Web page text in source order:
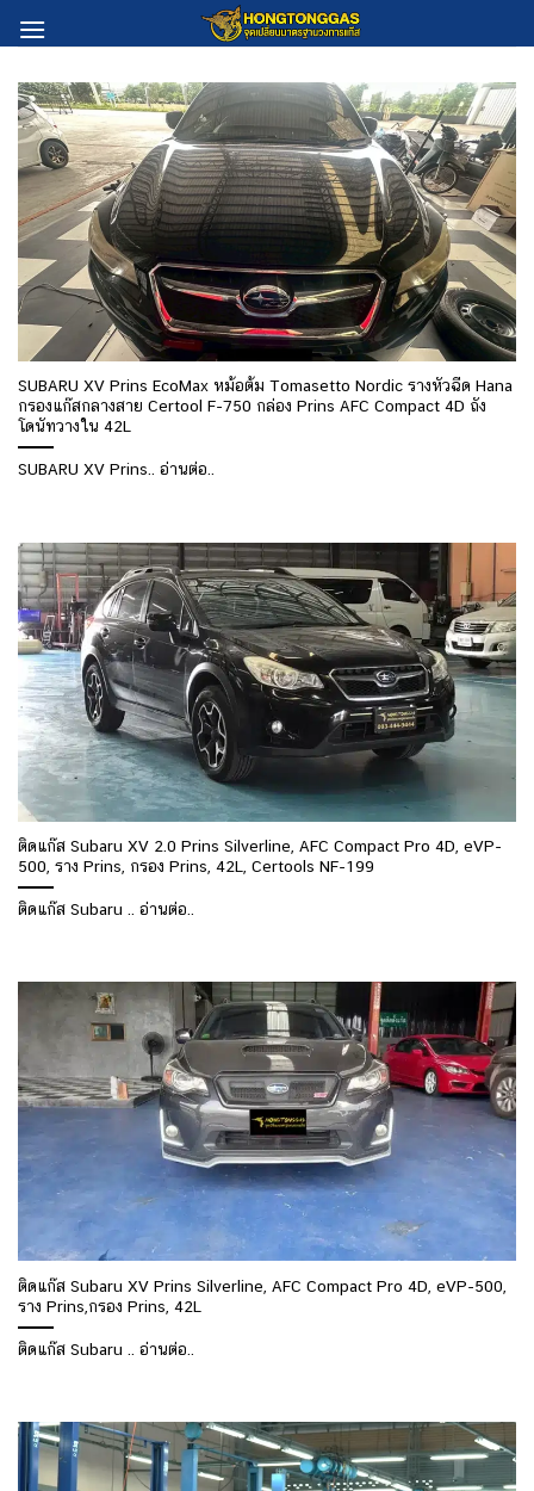
to
SUBARU XV Prins EcoMax หม้อต้ม Tomasetto Nordic รางหัวฉีด Hana
กรองแก๊สกลางสาย Certool F-750 กล่อง Prins AFC Compact 4D ถัง
โดนัทวางใน 42L
SUBARU XV Prins.. อ่านต่อ..
ติดแก๊ส Subaru XV 2.0 Prins Silverline, AFC Compact Pro 4D, eVP-
500, ราง Prins, กรอง Prins, 42L, Certools NF-199
ติดแก๊ส Subaru .. อ่านต่อ..
ติดแก๊ส Subaru XV Prins Silverline, AFC Compact Pro 4D, eVP-500,
ราง Prins,กรอง Prins, 42L
ติดแก๊ส Subaru .. อ่านต่อ..